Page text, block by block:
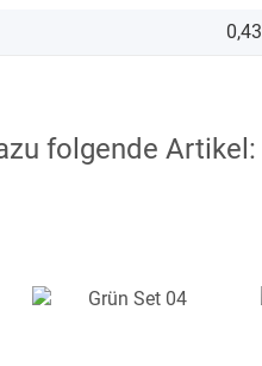
0,43
folgende Artikel: